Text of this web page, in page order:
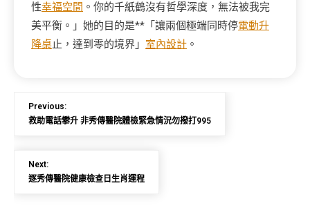
性幸福空間 。你的千紙鶴沒有哲學深度，無法被我完
美平衡。」她的目的是**「讓兩個極端同時停電動升
降桌止，達到零的境界」 室內設計 。
Previous:
救助電話攀升 非秀傳醫院體檢緊急情況勿撥打995
Next:
逐秀傳醫院健康檢查日生肖運程